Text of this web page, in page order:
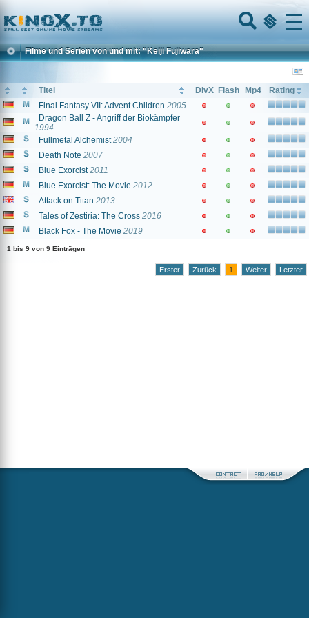
Home
Menu
Filme und Serien von und mit: "Keiji Fujiwara"
Titel DivX Flash Mp4
Rating
Final Fantasy VII: Advent Children 2005
Dragon Ball Z - Angriff der Biokämpfer
1994
Fullmetal Alchemist 2004
Death Note 2007
Blue Exorcist 2011
Blue Exorcist: The Movie 2012
Attack on Titan 2013
Tales of Zestiria: The Cross 2016
Black Fox - The Movie 2019
1 bis 9 von 9 Einträgen
Erster Zurück 1 Weiter Letzter